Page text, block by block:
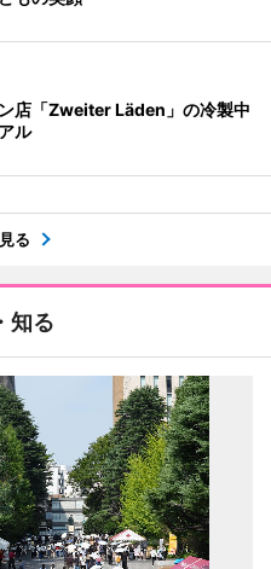
店「Zweiter Läden」の冷製中
ル
る
知る